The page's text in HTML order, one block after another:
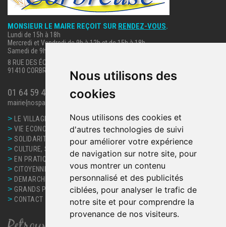
Nous utilisons des
cookies
Nous utilisons des cookies et
d'autres technologies de suivi
pour améliorer votre expérience
de navigation sur notre site, pour
vous montrer un contenu
personnalisé et des publicités
ciblées, pour analyser le trafic de
notre site et pour comprendre la
provenance de nos visiteurs.
MONSIEUR LE MAIRE REÇOIT SUR RENDEZ-VOUS.
Lundi de 15h à 18h
Mercredi et Vendredi de 9h à 12h et de 15h à 18h
Samedi de 9h à 12h.
8 RUE DES ÉCOLES
91410 CORBREUSE
01 64 59 40 63
mairie{nospam}corbreuse.fr
> LE VILLAGE
>VIE ECONOMIQUE
>SOLIDARITE, SANTE
> CULTURE, SPORT ET LOISIRS
> EN PRATIQUE
> CITOYENNETE
> DEMARCHES ET SERVICES
> GRANDS PROJETS
> CONTACT